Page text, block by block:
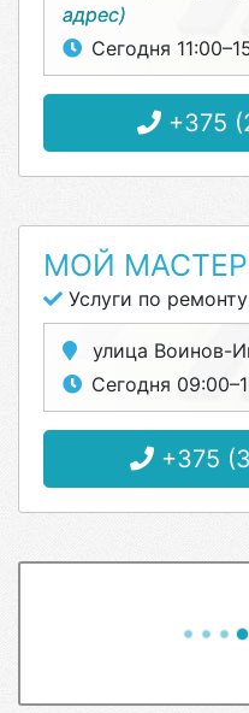
адрес)
Сегодня
+375
МОЙ МАСТЕР
Услуги по
улица Воинов-
Сегодня
+375